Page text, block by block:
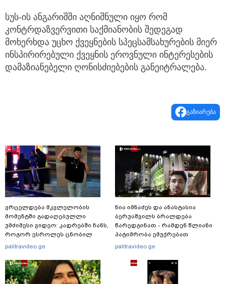
სუს-ის ანგარიშში აღნიშნული იყო რომ
კონტრდაზვერვითი საქმიანობის შედეგად
მოხერხდა უცხო ქვეყნების სპეცსამსახურების მიერ
ინსპირირებული ქვეყნის ეროვნული ინტერესების
დამაზიანებელი ღონისძიებების განეიტრალება.
გაზიარება
ვრცელდება მკვლელობის
მომენტში გადაღებულლი
უმძიმესი ვიდეო: კადრებში ჩანს,
როგორ ესროლეს ცნობილ
"ტიკტოკერს" ლაივის დროს -
მექსიკის პოლიცია
palitravideo.ge
ნია იმნაძეს და ანასტასია
ბერუაშვილს ბრალდება
წარედგინათ - რამდენ წლიანი
პატიმრობა ემუქრებათ
არასრულწლოვნებს?
palitravideo.ge